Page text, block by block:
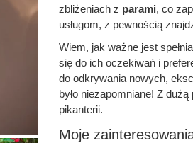
zbliżeniach z parami, co
usługom, z pewnością
Wiem, jak ważne jest
się do ich oczekiwań i
do odkrywania nowych,
było niezapomniane! Z
pikanterii.
Moje